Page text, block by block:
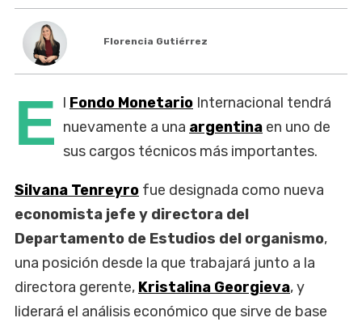
Florencia Gutiérrez
E l Fondo Monetario Internacional tendrá
nuevamente a una argentina en uno de
sus cargos técnicos más importantes.
Silvana Tenreyro fue designada como nueva
economista jefe y directora del
Departamento de Estudios del organismo,
una posición desde la que trabajará junto a la
directora gerente, Kristalina Georgieva, y
liderará el análisis económico que sirve de base